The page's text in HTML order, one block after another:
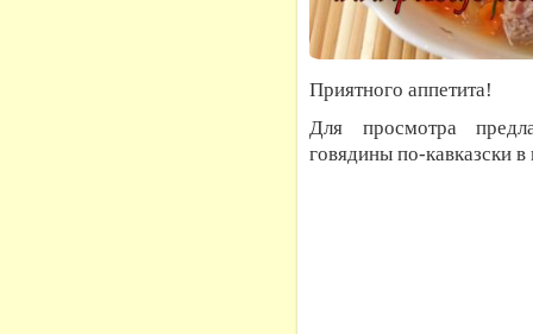
Приятного аппетита!
Для просмотра
говядины по-кавказски